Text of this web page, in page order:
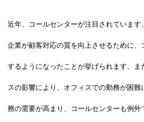
近年、コールセンターが注目されていま
企業が顧客対応の質を向上させるために、
するようになったことが挙げられます。
スの影響により、オフィスでの勤務が困難
務の需要が高まり、コールセンターも例外